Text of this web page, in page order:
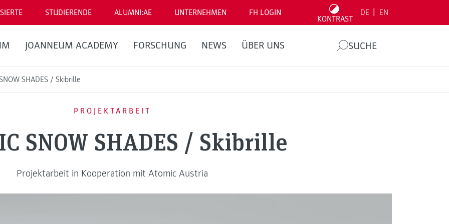
STUDIERENDE ALUMNI:AE UNTERNEHMEN FH LOGIN
KONTRAST
DE EN
JOANNEUM ACADEMY FORSCHUNG NEWS ÜBER UNS SUCHE
SHADES / Skibrille
PROJEKTARBEIT
SNOW SHADES / Skibrille
Projektarbeit in Kooperation mit Atomic Austria